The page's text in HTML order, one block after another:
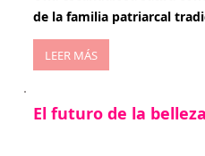
de la familia patriarcal
LEER MÁS
El futuro de la